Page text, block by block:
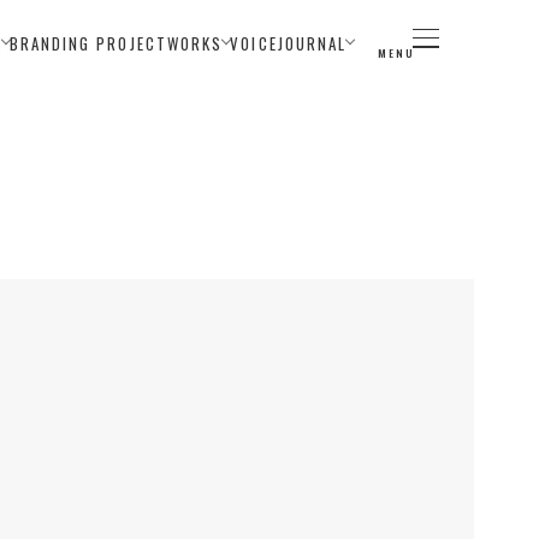
MENU
BRANDING PROJECTWORKS VOICEJOURNAL